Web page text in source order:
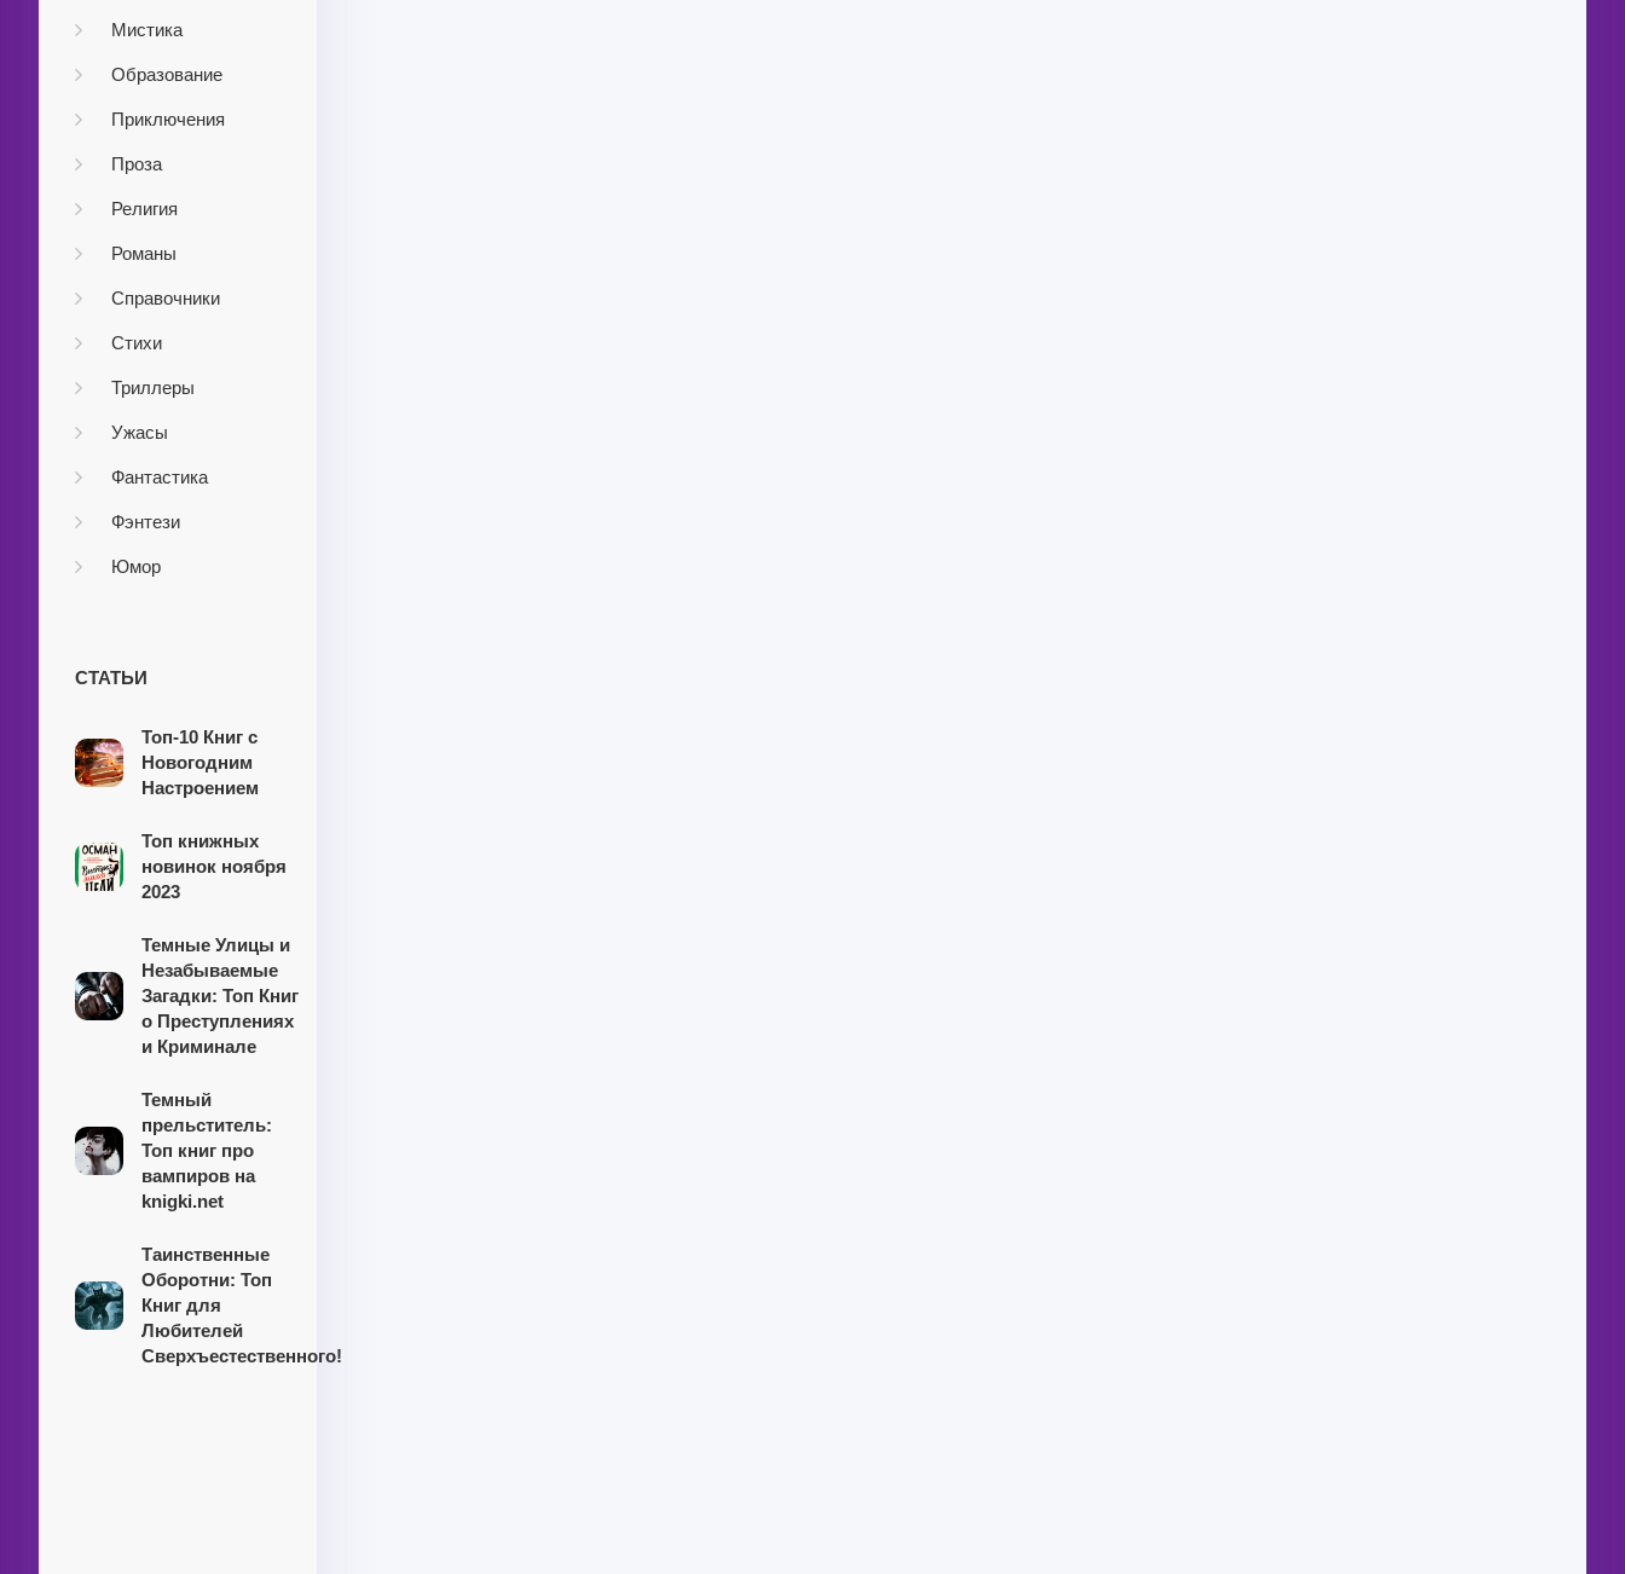
Мистика
Образование
Приключения
Проза
Религия
Романы
Справочники
Стихи
Триллеры
Ужасы
Фантастика
Фэнтези
Юмор
СТАТЬИ
Топ-10 Книг с
Новогодним
Настроением
Топ книжных
новинок ноября
2023
Темные Улицы и
Незабываемые
Загадки: Топ Книг
о Преступлениях
и Криминале
Темный
прельститель:
Топ книг про
вампиров на
knigki.net
Таинственные
Оборотни: Топ
Книг для
Любителей
Сверхъестественного!